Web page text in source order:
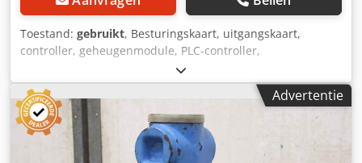
Toestand: gebruikt, Besturingskaart, uitgangskaart,
controller, geheugenmodule, PLC-controller,
uitbreidingsmodule, interfacemodule Cjdohy Rp Hopfx
Apdsrf -Fabrikant: Siemens Simatic S5 geheugenmodule -
Type: 6ES5 375-OLC11 -Nummer: 12x module beschikbaar -
Prijs: per stuk -Afmetingen: 60/90/H15 mm -Gewicht: 0,1
kg/pc.
Advertentie